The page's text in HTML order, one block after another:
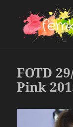
FOTD
Pink